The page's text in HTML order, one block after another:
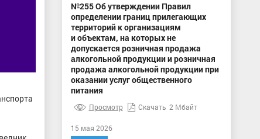
№255 Об утверждении Правил
определении границ прилегающих
территорий к организациям
и объектам, на которых не
допускается розничная продажа
алкогольной продукции и розничная
продажа алкогольной продукции при
оказании услуг общественного
питания
Просмотр Скачать 2 Мбайт
15 мая 2026